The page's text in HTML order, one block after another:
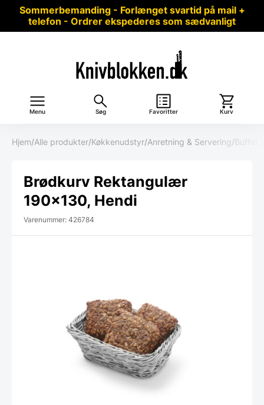
Sommerbemanding - Forlænget svartid på mail +
telefon - Ordrer ekspederes som sædvanligt
Menu Søg Favoritter Kurv
Hjem/Alle produkter/Køkkenudstyr/Anretning & Servering/Buffet.
Brødkurv Rektangulær
190×130, Hendi
Varenummer: 426784